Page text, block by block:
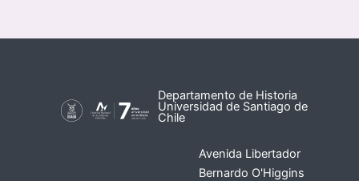
Departamento de Historia
Universidad de Santiago de
Chile
Avenida Libertador
Bernardo O'Higgins